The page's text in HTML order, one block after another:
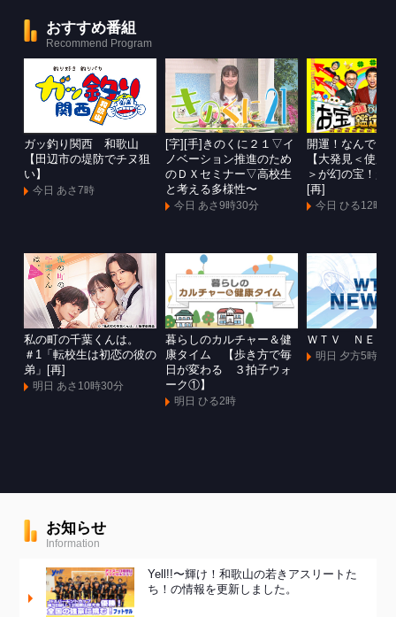
おすすめ番組
Recommend Program
ガッ釣り関西 和歌山
【田辺市の堤防でチヌ狙
い】
今日 あさ7時
[字][手]きのくに２１▽イ
ノベーション推進のため
のＤＸセミナー▽高校生
と考える多様性〜
今日 あさ9時30分
開運！なんで
【大発見＜使用
＞が幻の宝！超
[再]
今日 ひる12時
私の町の千葉くんは。
＃1「転校生は初恋の彼の
弟」[再]
明日 あさ10時30分
暮らしのカルチャー＆健
康タイム 【歩き方で毎
日が変わる ３拍子ウォ
ーク①】
明日 ひる2時
ＷＴＶ ＮＥＷ
明日 夕方5時55
お知らせ
Information
Yell!!〜輝け！和歌山の若きアスリートた
ち！の情報を更新しました。